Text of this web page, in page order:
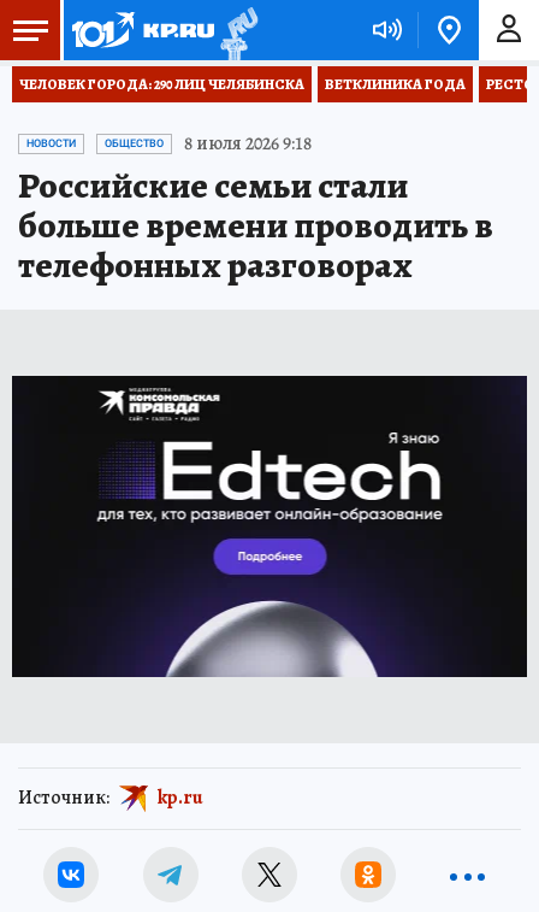
ЧЕЛОВЕК ГОРОДА: 290 ЛИЦ ЧЕЛЯБИНСКА ВЕТКЛИНИКА ГОДА
НОВОСТИ ОБЩЕСТВО 8 июля 2026 9:18
Российские семьи стали
больше времени проводить в
телефонных разговорах
Источник: kp.ru